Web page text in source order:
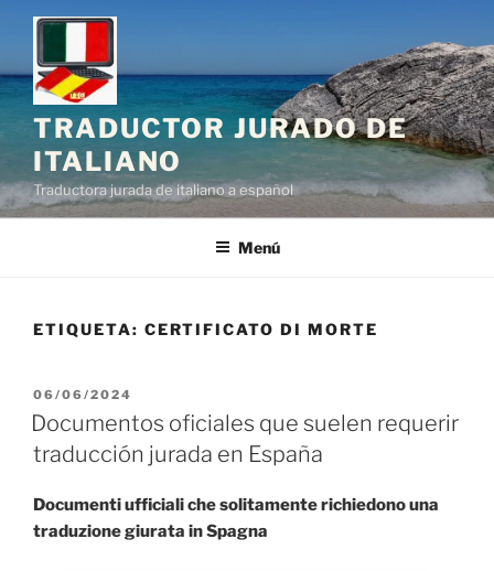
Saltar
contenido
TRADUCTOR JURADO DE
ITALIANO
Traductora jurada de italiano a español
Menú
ETIQUETA: CERTIFICATO DI MORTE
PUBLICADO
EL
06/06/2024
Documentos oficiales que suelen requerir
traducción jurada en España
Documenti ufficiali che solitamente richiedono una
traduzione giurata in Spagna